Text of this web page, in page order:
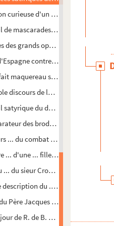
curieuse d'un soldat déserteur ...
de mascarades et jeux ... faits ce
des grands opérateurs de
contre la détestable secte
maquereau suivant la cour,
discours de la descouverte de
satyrique du duc de *** sur les
des brodequins d'Apollon à
... du combat rendu par le
... d'une ... fille du châtellain de
... du sieur Croydebert à son
description du ... royaume de
Père Jacques Brun, de la
de R. de B. en réponce aux